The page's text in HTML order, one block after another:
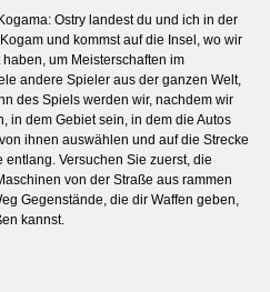
Ostry landest du und ich in der
und kommst auf die Insel, wo wir
um Meisterschaften im
andere Spieler aus der ganzen Welt,
des Spiels werden wir, nachdem wir
in dem Gebiet sein, in dem die Autos
ihnen auswählen und auf die Strecke
Versuchen Sie zuerst, die
von der Straße aus rammen
Gegenstände, die dir Waffen geben,
kannst.